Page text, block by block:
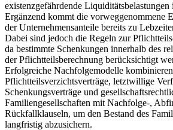
existenzgefährdende Liquiditätsbelastungen
Ergänzend kommt die vorweggenommene
der Unternehmensanteile bereits zu
Dabei sind jedoch die Regeln zur
da bestimmte Schenkungen innerhalb des
der Pflichtteilsberechnung berücksichtigt
Erfolgreiche Nachfolgemodelle
Pflichtteilsverzichtsverträge, letztwillige
Schenkungsverträge und
Familiengesellschaften mit Nachfolge-,
Rückfallklauseln, um den Bestand des
langfristig abzusichern.